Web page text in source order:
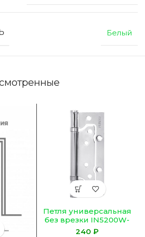
Белый
Петля универсальная
без врезки IN5200W-
HD CP (200-2B/HD
₽